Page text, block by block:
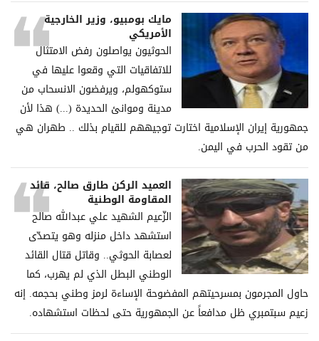
مايك بومبيو، وزير الخارجية
الأمريكي
الحوثيون يواصلون رفض الامتثال
للاتفاقيات التي وقعوا عليها في
ستوكهولم، ويرفضون الانسحاب من
مدينة وموانئ الحديدة (...) هذا لأن
جمهورية إيران الإسلامية اختارت توجيههم للقيام بذلك .. طهران هي
من تقود الحرب في اليمن.
العميد الركن طارق صالح، قائد
المقاومة الوطنية
الزّعيم الشهيد علي عبدالله صالح
استشهد داخل منزله وهو يتصدّى
لعصابة الحوثي.. وقاتل قتال القائد
الوطني البطل الذي لم يهرب، كما
حاول المجرمون بمسرحيتهم المفضوحة الإساءة لرمز وطني بحجمه. إنه
زعيم سبتمبري ظل مدافعاً عن الجمهورية حتى لحظات استشهاده.